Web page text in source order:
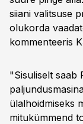
siiani valitsuse
olukorda
kommenteeris
"Sisuliselt saab
ülalhoidmiseks
mitukümmend